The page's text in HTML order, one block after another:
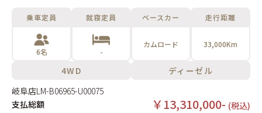
乗車定員
6名
就寝定員
-
ベースカー
カムロード
走行距離
33,000Km
4WD
ディーゼル
岐阜店LM-B06965-U00075
支払総額
￥13,310,000- (税込)